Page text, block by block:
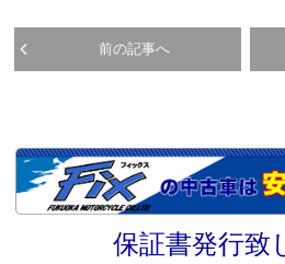
前の記事へ
保証書発行致